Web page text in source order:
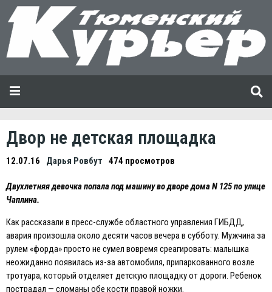
Двор не детская площадка
12.07.16 Дарья Ровбут 474 просмотров
Двухлетняя девочка попала под машину во дворе дома N 125 по улице
Чаплина.
Как рассказали в пресс-службе областного управления ГИБДД,
авария произошла около десяти часов вечера в субботу. Мужчина за
рулем «форда» просто не сумел вовремя среагировать: малышка
неожиданно появилась из-за автомобиля, припаркованного возле
тротуара, который отделяет детскую площадку от дороги. Ребенок
пострадал — сломаны обе кости правой ножки.